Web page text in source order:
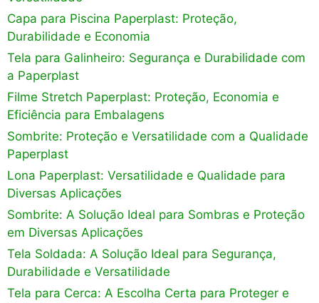
Capa para Piscina Paperplast: Proteção,
Durabilidade e Economia
Tela para Galinheiro: Segurança e Durabilidade com
a Paperplast
Filme Stretch Paperplast: Proteção, Economia e
Eficiência para Embalagens
Sombrite: Proteção e Versatilidade com a Qualidade
Paperplast
Lona Paperplast: Versatilidade e Qualidade para
Diversas Aplicações
Sombrite: A Solução Ideal para Sombras e Proteção
em Diversas Aplicações
Tela Soldada: A Solução Ideal para Segurança,
Durabilidade e Versatilidade
Tela para Cerca: A Escolha Certa para Proteger e